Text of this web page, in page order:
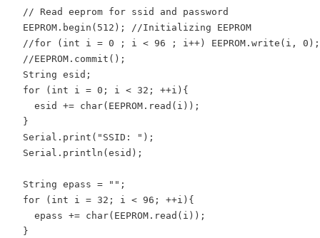
  // Read eeprom for ssid and password
  EEPROM.begin(512); //Initializing EEPROM
//for (int i = 0 ; i < 96 ; i++) EEPROM.write(i,
  //EEPROM.commit();
  String esid;
  for (int i = 0; i < 32; ++i){
    esid += char(EEPROM.read(i));
  }
  Serial.print("SSID: ");
  Serial.println(esid);
  String epass = "";
  for (int i = 32; i < 96; ++i){
    epass += char(EEPROM.read(i));
  }